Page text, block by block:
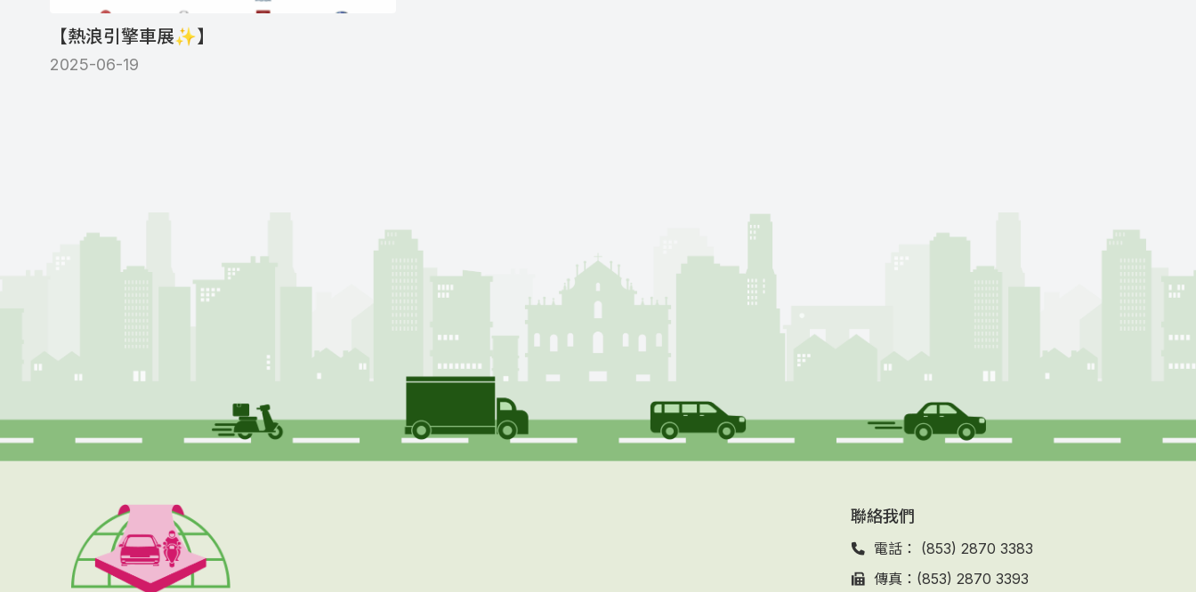
【熱浪引擎車展✨】
2025-06-19
聯絡我們
電話： (853) 2870 3383
傳真：(853) 2870 3393